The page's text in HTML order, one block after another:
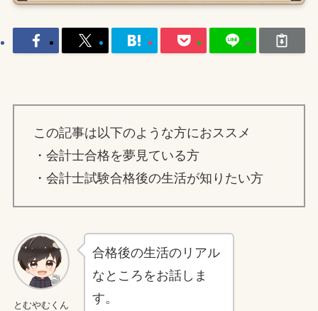
この記事は以下のような方におススメ
・会計士合格を夢見ている方
・会計士試験合格後の生活が知りたい方
とむやむくん
合格後の生活のリアル
なところをお話しま
す。